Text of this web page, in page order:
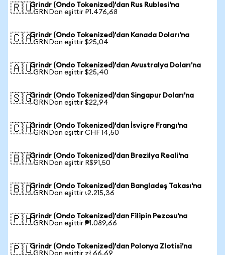
🇷🇺Grindr (Ondo Tokenized)'dan Rus Rublesi'na
1 GRNDon eşittir ₽1.476,68
🇨🇦Grindr (Ondo Tokenized)'dan Kanada Doları'na
1 GRNDon eşittir $25,04
🇦🇺Grindr (Ondo Tokenized)'dan Avustralya Doları'na
1 GRNDon eşittir $25,40
🇸🇬Grindr (Ondo Tokenized)'dan Singapur Doları'na
1 GRNDon eşittir $22,94
🇨🇭Grindr (Ondo Tokenized)'dan İsviçre Frangı'na
1 GRNDon eşittir CHF 14,50
🇧🇷Grindr (Ondo Tokenized)'dan Brezilya Reali'na
1 GRNDon eşittir R$91,50
🇧🇩Grindr (Ondo Tokenized)'dan Bangladeş Takası'na
1 GRNDon eşittir ৳2.215,36
🇵🇭Grindr (Ondo Tokenized)'dan Filipin Pezosu'na
1 GRNDon eşittir ₱1.089,66
🇵🇱Grindr (Ondo Tokenized)'dan Polonya Zlotisi'na
1 GRNDon eşittir zł 66,69